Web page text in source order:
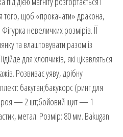
того, щоб «прокачати» дракона,
невеличких розмірів. ЇЇ
та влаштовувати разом із
для хлопчиків, які цікавляться
Розвиває уяву, дрібну
бакуган;бакукорс (ринг для
— 2 шт;бойовий щит — 1
метал. Розмір: 80 мм. Bakugan